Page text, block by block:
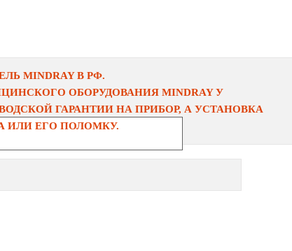
MINDRAY В РФ.
ОБОРУДОВАНИЯ MINDRAY У
ГАРАНТИИ НА ПРИБОР, А УСТАНОВКА
ИЛИ ЕГО ПОЛОМКУ.